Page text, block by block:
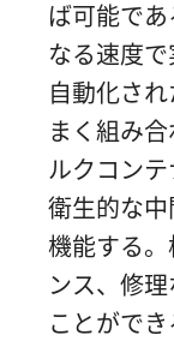
ば可能で
なる速度
自動化さ
まく組み
ルクコンテ
衛生的な
機能する
ンス、修
ことがで